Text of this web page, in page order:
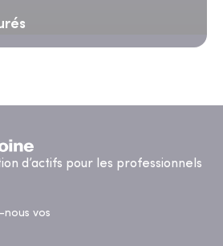
d’actifs pour les professionnels
vos